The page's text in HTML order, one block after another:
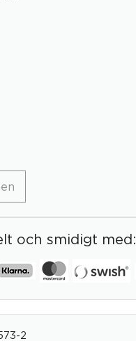
och smidigt med:
2